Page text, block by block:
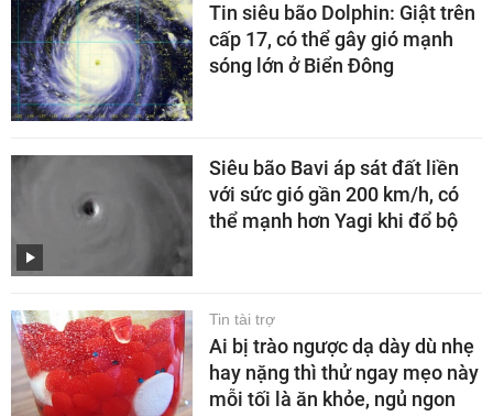
Tin siêu bão Dolphin: Giật trên
cấp 17, có thể gây gió mạnh
sóng lớn ở Biển Đông
Siêu bão Bavi áp sát đất liền
với sức gió gần 200 km/h, có
thể mạnh hơn Yagi khi đổ bộ
Tin tài trợ
Ai bị trào ngược dạ dày dù nhẹ
hay nặng thì thử ngay mẹo này
mỗi tối là ăn khỏe, ngủ ngon